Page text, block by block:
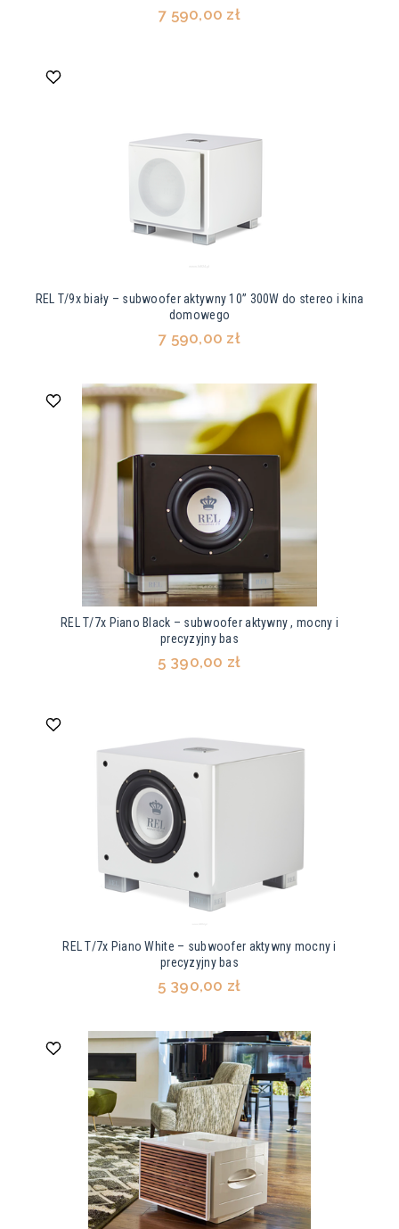
7 590,00 zł
REL T/9x biały – subwoofer aktywny 10” 300W do stereo i kina
domowego
7 590,00 zł
REL T/7x Piano Black – subwoofer aktywny , mocny i
precyzyjny bas
5 390,00 zł
REL T/7x Piano White – subwoofer aktywny mocny i
precyzyjny bas
5 390,00 zł